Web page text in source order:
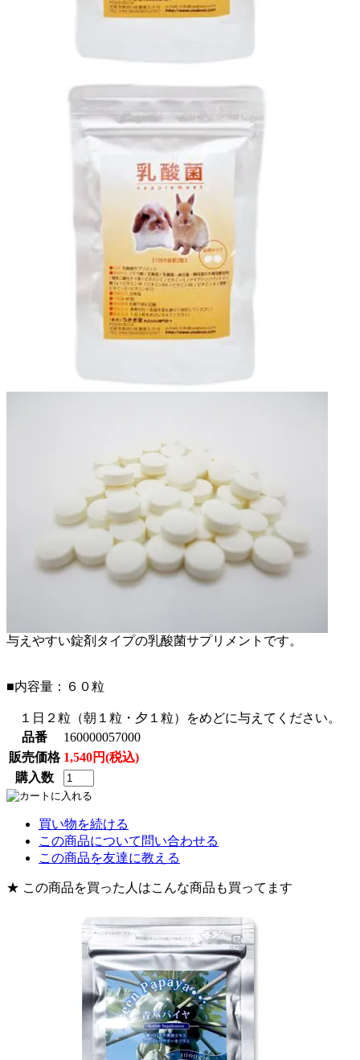
与えやすい錠剤タイプの乳酸菌サプリメントです。
■内容量：６０粒
１日２粒（朝１粒・夕１粒）をめどに与えてください。
品番
160000057000
販売価格 1,540円(税込)
購入数
買い物を続ける
この商品について問い合わせる
この商品を友達に教える
★ この商品を買った人はこんな商品も買ってます